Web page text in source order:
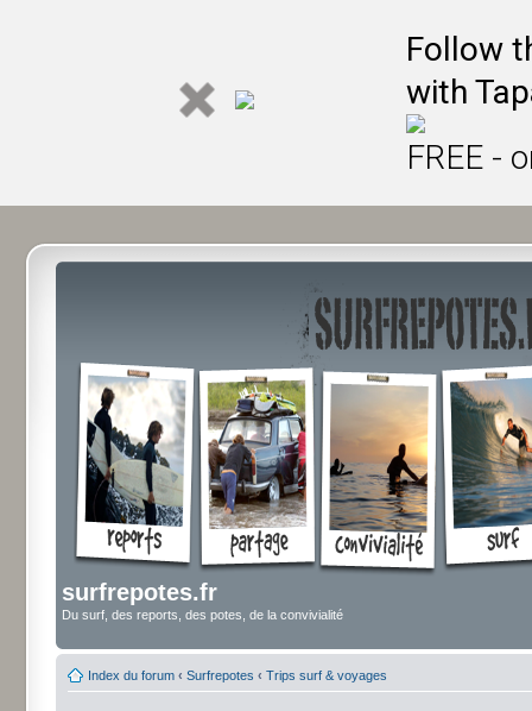
Follow
with
FREE -
surfrepotes.fr
Du surf, des reports, des potes, de la convivialité
Index du forum ‹ Surfrepotes ‹ Trips surf & voyages